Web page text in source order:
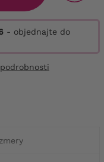
- objednajte do